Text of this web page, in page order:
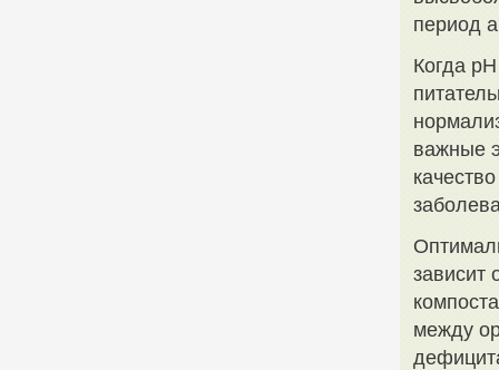
период
Когда
важные
зависит
между